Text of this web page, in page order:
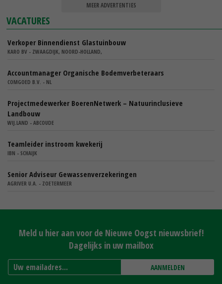
MEER ADVERTENTIES
VACATURES
Verkoper Binnendienst Glastuinbouw
KARO BV - ZWAAGDIJK, NOORD-HOLLAND,
Accountmanager Organische Bodemverbeteraars
COMGOED B.V. - NL
Projectmedewerker BoerenNetwerk – Natuurinclusieve
Landbouw
WIJ.LAND - ABCOUDE
Teamleider instroom kwekerij
IBN - SCHAIJK
Senior Adviseur Gewassenverzekeringen
AGRIVER U.A. - ZOETERMEER
Meld u hier aan voor de Nieuwe Oogst nieuwsbrief!
Dagelijks in uw mailbox
AANMELDEN